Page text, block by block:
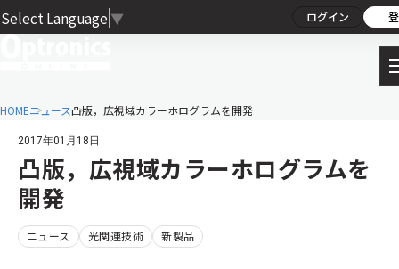
Select Language ▼ ログイン
HOMEニュース凸版，広視域カラーホログラムを開発
2017年01月18日
凸版，広視域カラーホログラムを
開発
ニュース 光関連技術 新製品